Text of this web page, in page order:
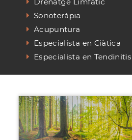
Sonoteràpia
Acupuntura
Especialista en Ciàtica
Especialista en Tendinitis